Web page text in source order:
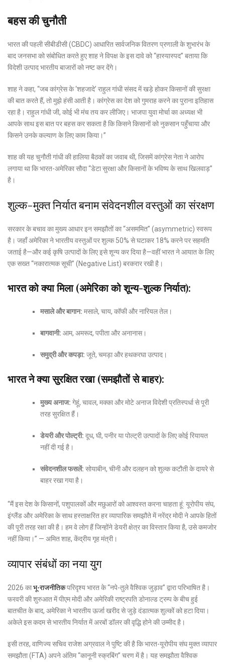
बहस की चुनौती
भारत की पहली सीबीडीसी (CBDC) आधारित सार्वजनिक वितरण प्रणाली के शुभारंभ के
बाद जनसभा को संबोधित करते हुए शाह ने विपक्ष के इस दावे को “हास्यास्पद” बताया कि
विदेशी उत्पाद भारतीय बाजारों को नष्ट कर देंगे।
शाह ने कहा, “जब कांग्रेस के ‘शहजादे’ राहुल गांधी संसद में खड़े होकर किसानों की सुरक्षा
की बात करते हैं, तो मुझे हंसी आती है। कांग्रेस का देश को गुमराह करने का पुराना इतिहास
रहा है। राहुल गांधी जी, कोई भी मंच तय कर लीजिए। भाजपा युवा मोर्चा का अध्यक्ष भी
आपके साथ इस बात पर बहस कर सकता है कि किसने किसानों को नुकसान पहुँचाया और
किसने उनके कल्याण के लिए काम किया।”
शाह की यह चुनौती गांधी की हालिया बैठकों का जवाब थी, जिसमें कांग्रेस नेता ने आरोप
लगाया था कि भारत-अमेरिका सौदा “डेटा सुरक्षा और किसानों के भविष्य के साथ खिलवाड़”
है।
शुल्क-मुक्त निर्यात बनाम संवेदनशील वस्तुओं का संरक्षण
सरकार के बचाव का मुख्य आधार इन समझौतों का “असममित” (asymmetric) स्वरूप
है। जहाँ अमेरिका ने भारतीय वस्तुओं पर शुल्क 50% से घटाकर 18% करने पर सहमति
जताई है—और कई कृषि उत्पादों के लिए इसे शून्य कर दिया है—वहीं भारत ने आयात के लिए
एक सख्त “नकारात्मक सूची” (Negative List) बरकरार रखी है।
भारत को क्या मिला (अमेरिका को शून्य-शुल्क निर्यात):
मसाले और बागान: मसाले, चाय, कॉफी और नारियल तेल।
बागवानी: आम, अमरूद, पपीता और अनानास।
समुद्री और कपड़ा: जूते, चमड़ा और हथकरघा उत्पाद।
भारत ने क्या सुरक्षित रखा (समझौतों से बाहर):
मुख्य अनाज: गेहूं, चावल, मक्का और मोटे अनाज विदेशी प्रतिस्पर्धा से पूरी
तरह सुरक्षित हैं।
डेयरी और पोल्ट्री: दूध, घी, पनीर या पोल्ट्री उत्पादों के लिए कोई रियायत
नहीं दी गई है।
संवेदनशील फसलें: सोयाबीन, चीनी और दलहन को शुल्क कटौती के दायरे से
बाहर रखा गया है।
“मैं इस देश के किसानों, पशुपालकों और मछुआरों को आश्वस्त करना चाहता हूं: यूरोपीय संघ,
इंग्लैंड और अमेरिका के साथ हस्ताक्षरित हर व्यापारिक समझौते में नरेंद्र मोदी ने आपके हितों
की पूरी तरह रक्षा की है। हम वे लोग हैं जिन्होंने डेयरी क्षेत्र का विस्तार किया है, उसे कमजोर
नहीं किया।” — अमित शाह, केंद्रीय गृह मंत्री।
व्यापार संबंधों का नया युग
2026 काभू-राजनीतिकपरिदृश्य भारत के “नपे-तुले वैश्विक जुड़ाव” द्वारा परिभाषित है।
फरवरी की शुरुआत में पीएम मोदी और अमेरिकी राष्ट्रपति डोनाल्ड ट्रम्प के बीच हुई
बातचीत के बाद, अमेरिका ने भारतीय ऊर्जा खरीद से जुड़े दंडात्मक शुल्कों को हटा दिया।
अकेले इस कदम से भारतीय निर्यात में अरबों डॉलर की वृद्धि होने की उम्मीद है।
इसी तरह, वाणिज्य सचिव राजेश अग्रवाल ने पुष्टि की है कि भारत-यूरोपीय संघ मुक्त व्यापार
समझौता (FTA) अपने अंतिम “कानूनी स्क्रबिंग” चरण में है। यह समझौता वैश्विक